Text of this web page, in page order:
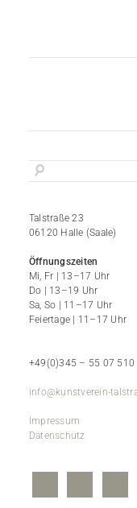
Talstraße 23
06120 Halle (Saale)
Öffnungszeiten
Mi, Fr | 13–17 Uhr
Do | 13–19 Uhr
Sa, So | 11–17 Uhr
Feiertage | 11–17 Uhr
+49(0)345 – 55 07 510
info@kunstverein-
Impressum
Datenschutz